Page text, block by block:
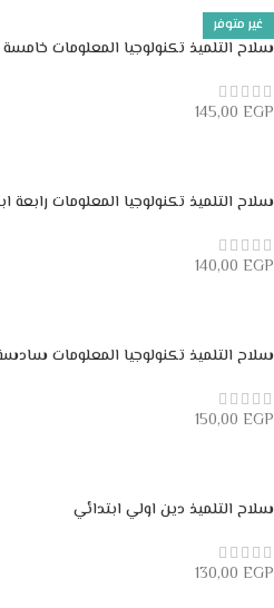
غير متوفر
سلاح التلميذ تكنولوجيا المعلومات خامسة
145,00 EGP
سلاح التلميذ تكنولوجيا المعلومات رابعة
140,00 EGP
سلاح التلميذ تكنولوجيا المعلومات
150,00 EGP
سلاح التلميذ دين اولي ابتدائي
130,00 EGP